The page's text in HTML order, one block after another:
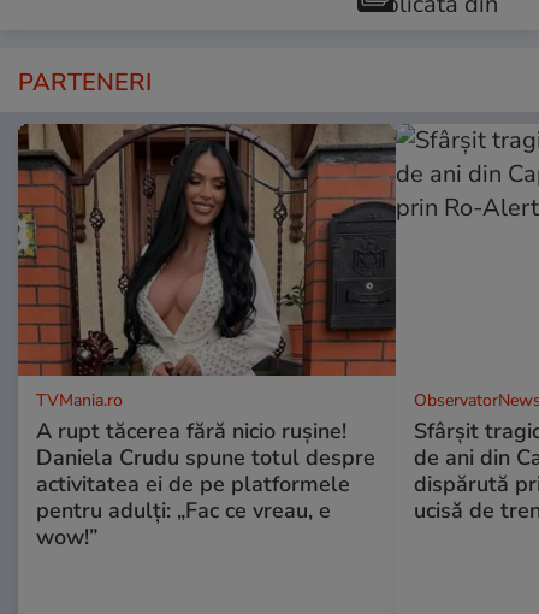
PARTENERI
TVMania.ro
A rupt tăcerea fără nicio rușine!
Daniela Crudu spune totul despre
activitatea ei de pe platformele
pentru adulți: „Fac ce vreau, e
wow!”
Sfârşit
de ani din
dispărută
ucisă de